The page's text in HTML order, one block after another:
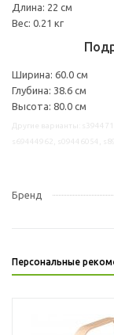
Длина: 22 см
Вес: 0.21 кг
Ширина: 60.0 см
Глубина: 38.6 см
Высота: 80.0 см
Бренд
Персональные